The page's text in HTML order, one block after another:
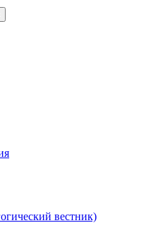
вестник)